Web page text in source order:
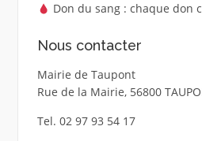
Don du sang : chaque don
Nous contacter
Mairie de Taupont
Rue de la Mairie, 56800
Tel. 02 97 93 54 17